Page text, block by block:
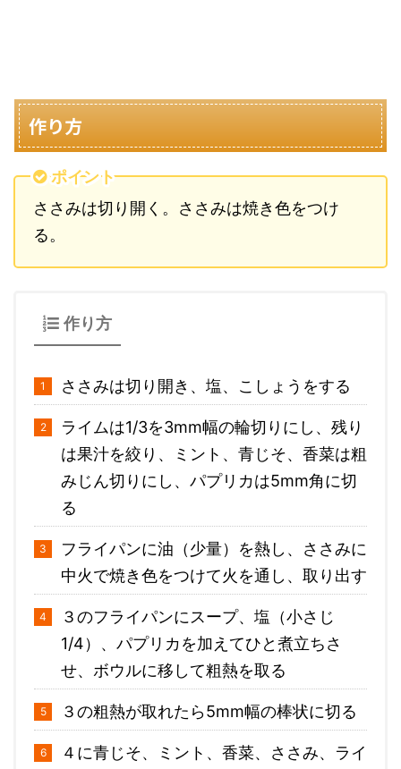
作り方
ポイント
ささみは切り開く。ささみは焼き色をつけ
る。
作り方
ささみは切り開き、塩、こしょうをする
ライムは1/3を3mm幅の輪切りにし、残り
は果汁を絞り、ミント、青じそ、香菜は粗
みじん切りにし、パプリカは5mm角に切
る
フライパンに油（少量）を熱し、ささみに
中火で焼き色をつけて火を通し、取り出す
３のフライパンにスープ、塩（小さじ
1/4）、パプリカを加えてひと煮立ちさ
せ、ボウルに移して粗熱を取る
３の粗熱が取れたら5mm幅の棒状に切る
４に青じそ、ミント、香菜、ささみ、ライ